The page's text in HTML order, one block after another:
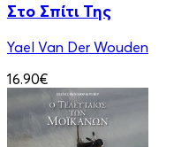
Στο Σπίτι Της
Yael Van Der Wouden
16.90€